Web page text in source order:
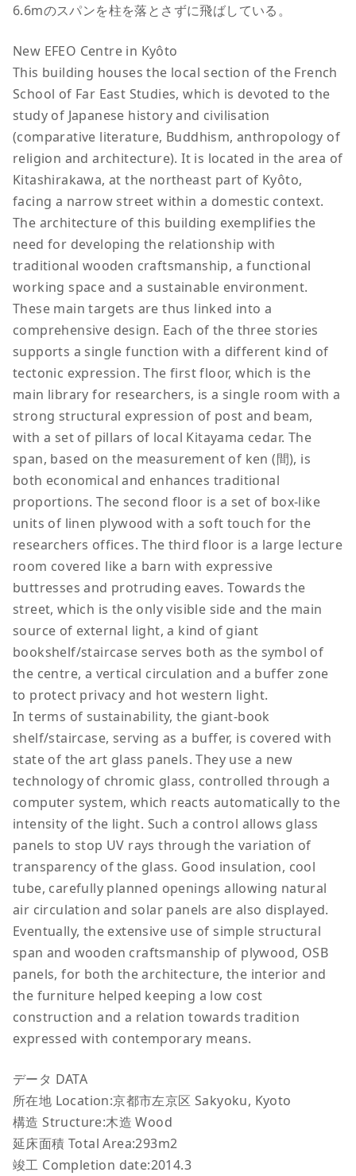
6.6mのスパンを柱を落とさずに飛ばしている。
New EFEO Centre in Kyôto
This building houses the local section of the French
School of Far East Studies, which is devoted to the
study of Japanese history and civilisation
(comparative literature, Buddhism, anthropology of
religion and architecture). It is located in the area of
Kitashirakawa, at the northeast part of Kyôto,
facing a narrow street within a domestic context.
The architecture of this building exemplifies the
need for developing the relationship with
traditional wooden craftsmanship, a functional
working space and a sustainable environment.
These main targets are thus linked into a
comprehensive design. Each of the three stories
supports a single function with a different kind of
tectonic expression. The first floor, which is the
main library for researchers, is a single room with a
strong structural expression of post and beam,
with a set of pillars of local Kitayama cedar. The
span, based on the measurement of ken (間), is
both economical and enhances traditional
proportions. The second floor is a set of box-like
units of linen plywood with a soft touch for the
researchers offices. The third floor is a large lecture
room covered like a barn with expressive
buttresses and protruding eaves. Towards the
street, which is the only visible side and the main
source of external light, a kind of giant
bookshelf/staircase serves both as the symbol of
the centre, a vertical circulation and a buffer zone
to protect privacy and hot western light.
In terms of sustainability, the giant-book
shelf/staircase, serving as a buffer, is covered with
state of the art glass panels. They use a new
technology of chromic glass, controlled through a
computer system, which reacts automatically to the
intensity of the light. Such a control allows glass
panels to stop UV rays through the variation of
transparency of the glass. Good insulation, cool
tube, carefully planned openings allowing natural
air circulation and solar panels are also displayed.
Eventually, the extensive use of simple structural
span and wooden craftsmanship of plywood, OSB
panels, for both the architecture, the interior and
the furniture helped keeping a low cost
construction and a relation towards tradition
expressed with contemporary means.
データ DATA
所在地 Location:京都市左京区 Sakyoku, Kyoto
構造 Structure:木造 Wood
延床面積 Total Area:293m2
竣工 Completion date:2014.3